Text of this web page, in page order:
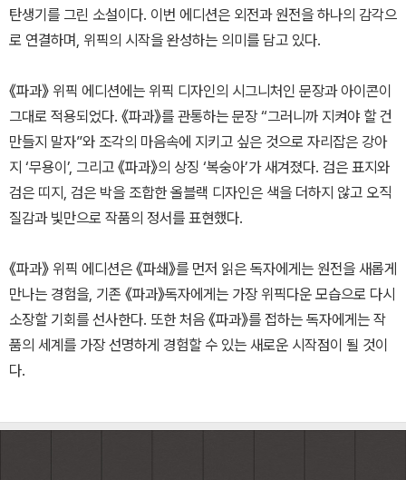
탄생기를 그린 소설이다. 이번 에디션은 외전과 원전을 하나의 감각으
로 연결하며, 위픽의 시작을 완성하는 의미를 담고 있다.
《파과》 위픽 에디션에는 위픽 디자인의 시그니처인 문장과 아이콘이
그대로 적용되었다. 《파과》를 관통하는 문장 “그러니까 지켜야 할 건
만들지 말자”와 조각의 마음속에 지키고 싶은 것으로 자리잡은 강아
지 ‘무용이’, 그리고 《파과》의 상징 ‘복숭아’가 새겨졌다. 검은 표지와
검은 띠지, 검은 박을 조합한 올블랙 디자인은 색을 더하지 않고 오직
질감과 빛만으로 작품의 정서를 표현했다.
《파과》 위픽 에디션은 《파쇄》를 먼저 읽은 독자에게는 원전을 새롭게
만나는 경험을, 기존 《파과》독자에게는 가장 위픽다운 모습으로 다시
소장할 기회를 선사한다. 또한 처음 《파과》를 접하는 독자에게는 작
품의 세계를 가장 선명하게 경험할 수 있는 새로운 시작점이 될 것이
다.